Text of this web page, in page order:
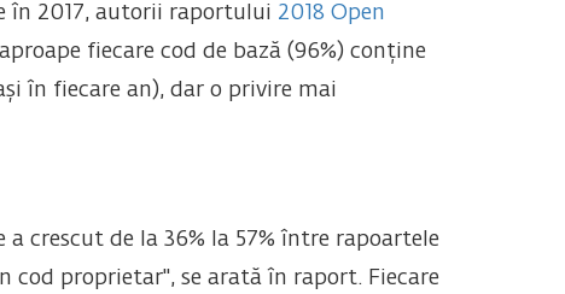
în 2017, autorii raportului 2018 Open
fiecare cod de bază (96%) conține
în fiecare an), dar o privire mai
crescut de la 36% la 57% între rapoartele
cod proprietar", se arată în raport. Fiecare